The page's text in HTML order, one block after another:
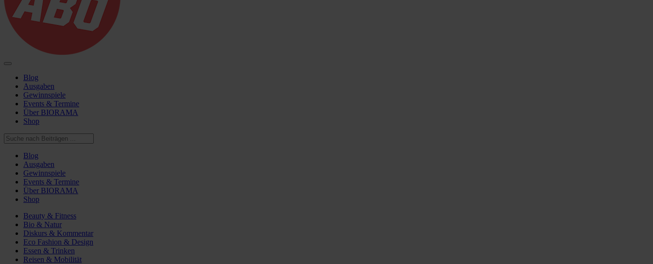
Blog
Ausgaben
Gewinnspiele
Events & Termine
Über BIORAMA
Shop
Blog
Ausgaben
Gewinnspiele
Events & Termine
Über BIORAMA
Shop
Beauty & Fitness
Bio & Natur
Diskurs & Kommentar
Eco Fashion & Design
Essen & Trinken
Reisen & Mobilität